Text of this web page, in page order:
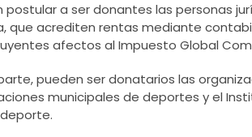
postular a ser donantes las personas
que acrediten rentas mediante
afectos al Impuesto Global
pueden ser donatarios las
municipales de deportes y el